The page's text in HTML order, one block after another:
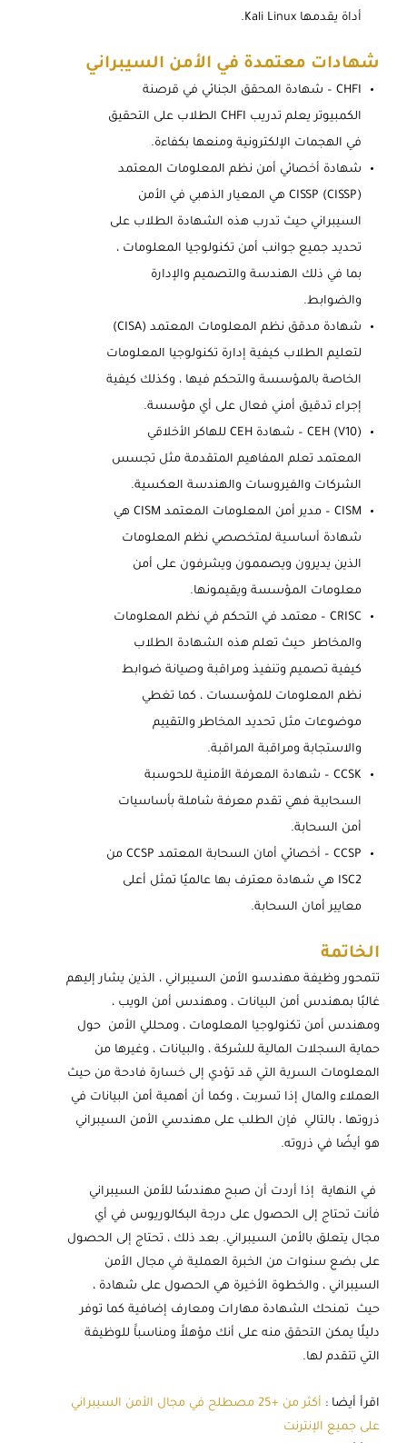
أداة يقدمها Kali Linux.
شهادات معتمدة في الأمن السيبراني
CHFI – شهادة المحقق الجنائي في قرصنة
الكمبيوتر يعلم تدريب CHFI الطلاب على التحقيق
في الهجمات الإلكترونية ومنعها بكفاءة.
شهادة أخصائي أمن نظم المعلومات المعتمد
(CISSP) CISSP هي المعيار الذهبي في الأمن
السيبراني حيث تدرب هذه الشهادة الطلاب على
تحديد جميع جوانب أمن تكنولوجيا المعلومات ،
بما في ذلك الهندسة والتصميم والإدارة
والضوابط.
شهادة مدقق نظم المعلومات المعتمد (CISA)
لتعليم الطلاب كيفية إدارة تكنولوجيا المعلومات
الخاصة بالمؤسسة والتحكم فيها ، وكذلك كيفية
إجراء تدقيق أمني فعال على أي مؤسسة.
CEH (V10) – شهادة CEH للهاكر الأخلاقي
المعتمد تعلم المفاهيم المتقدمة مثل تجسس
الشركات والفيروسات والهندسة العكسية.
CISM – مدير أمن المعلومات المعتمد CISM هي
شهادة أساسية لمتخصصي نظم المعلومات
الذين يديرون ويصممون ويشرفون على أمن
معلومات المؤسسة ويقيمونها.
CRISC – معتمد في التحكم في نظم المعلومات
والمخاطر حيث تعلم هذه الشهادة الطلاب
كيفية تصميم وتنفيذ ومراقبة وصيانة ضوابط
نظم المعلومات للمؤسسات ، كما تغطي
موضوعات مثل تحديد المخاطر والتقييم
والاستجابة ومراقبة المراقبة.
CCSK – شهادة المعرفة الأمنية للحوسبة
السحابية فهي تقدم معرفة شاملة بأساسيات
أمن السحابة.
CCSP – أخصائي أمان السحابة المعتمد CCSP من
ISC2 هي شهادة معترف بها عالميًا تمثل أعلى
معايير أمان السحابة.
الخاتمة
تتمحور وظيفة مهندسو الأمن السيبراني ، الذين يشار إليهم
غالبًا بمهندس أمن البيانات ، ومهندس أمن الويب ،
ومهندس أمن تكنولوجيا المعلومات ، ومحللي الأمن حول
حماية السجلات المالية للشركة ، والبيانات ، وغيرها من
المعلومات السرية التي قد تؤدي إلى خسارة فادحة من حيث
العملاء والمال إذا تسربت ، وكما أن أهمية أمن البيانات في
ذروتها ، بالتالي فإن الطلب على مهندسي الأمن السيبراني
هو أيضًا في ذروته.
في النهاية إذا أردت أن صبح مهندسًا للأمن السيبراني
فأنت تحتاج إلى الحصول على درجة البكالوريوس في أي
مجال يتعلق بالأمن السيبراني. بعد ذلك ، تحتاج إلى الحصول
على بضع سنوات من الخبرة العملية في مجال الأمن
السيبراني ، والخطوة الأخيرة هي الحصول على شهادة ،
حيث تمنحك الشهادة مهارات ومعارف إضافية كما توفر
دليلًا يمكن التحقق منه على أنك مؤهلاََ ومناسباََ للوظيفة
التي تتقدم لها.
اقرأ أيضا :
أكثر من +25 مصطلح في مجال الأمن السيبراني
على جميع الإنترنت